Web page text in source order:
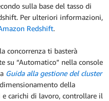
sulla base del tasso di
Per ulteriori informazioni,
Redshift.
concorrenza ti basterà
su “Automatico” nella console
Guida alla gestione del cluster
della
carichi di lavoro, controllare il